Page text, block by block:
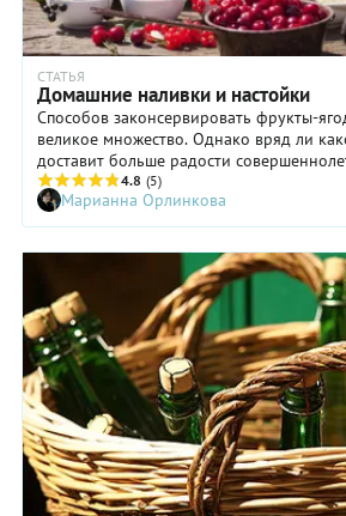
СТАТЬЯ
Домашние наливки и настойки
Способов законсервировать фрукты-
великое множество. Однако вряд ли
доставит больше радости
семейства, чем наливки и настойки.
4.8 (5)
Марианна Орлинкова